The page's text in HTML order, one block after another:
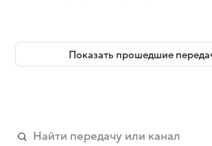
Показать прошедшие